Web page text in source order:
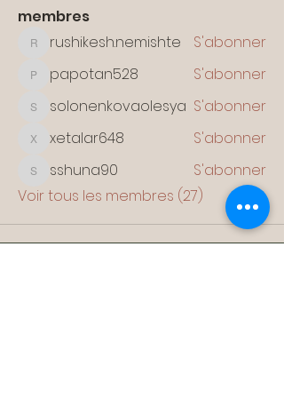
membres
rushikesh.nemishte
rushikesh.nemishte S'abonner
papotan528
papotan528 S'abonner
solonenkovaolesya
solonenkovaolesya S'abonner
xetalar648
xetalar648 S'abonner
sshuna90
sshuna90
S'abonner
Voir tous les membres (27)